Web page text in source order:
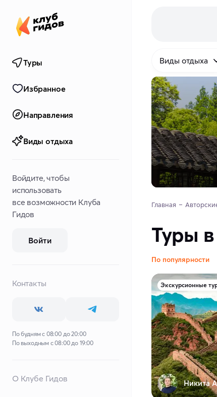
Туры
Избранное
Направления
Виды отдыха
Войдите, чтобы
использовать
все возможности Клуба
Гидов
Войти
Контакты
По будням с 08:00 до 20:00
По выходным с 08:00 до 19:00
О Клубе Гидов
Виды отдыха
Главная
Туры
По популярности
Экскурсионные
Никита